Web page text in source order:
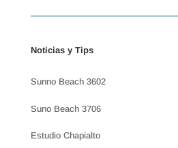
Noticias y Tips
Sunno Beach 3602
Suno Beach 3706
Estudio Chapialto